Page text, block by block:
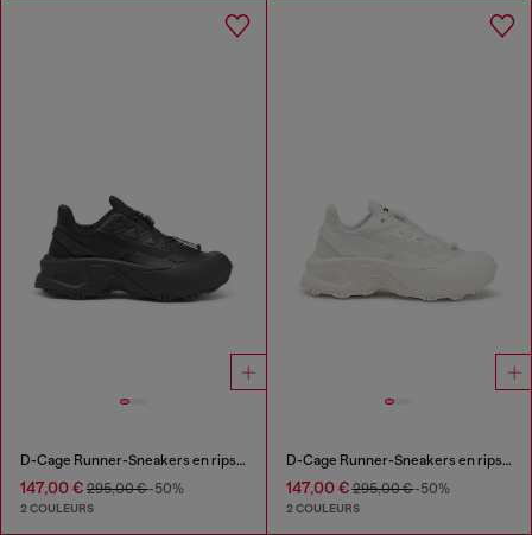
D-Cage Runner-Sneakers en ripstop avec bordure en TPU
147,00 € 295,00 €-50%
2 COULEURS
D-Cage Runner-Sneakers en ripstop avec bordure en TPU
147,00 €295,00 €-50%
2 COULEURS